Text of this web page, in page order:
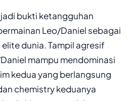
bukti ketangguhan
Leo/Daniel sebagai
dunia. Tampil agresif
mampu mendominasi
kedua yang berlangsung
chemistry keduanya